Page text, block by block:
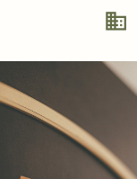
business